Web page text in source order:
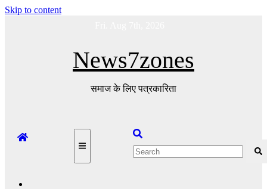
Skip to content
News7zones
समाज के लिए पत्रकारिता